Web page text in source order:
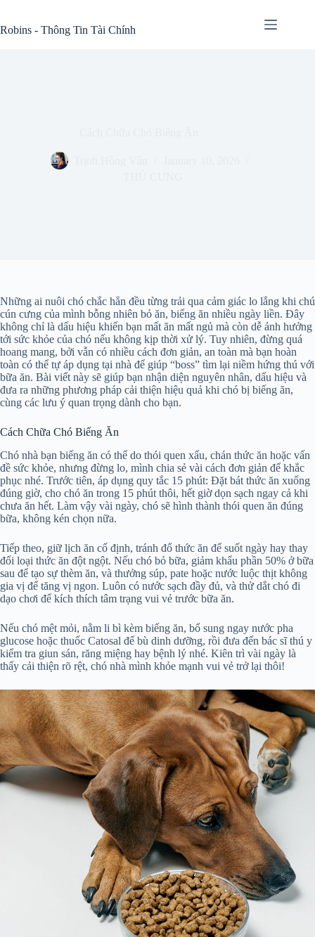
content
Robins - Thông Tin Tài Chính
Những ai nuôi chó chắc hẳn đều từng trải qua cảm giác lo lắng khi chú
cún cưng của mình bỗng nhiên bỏ ăn, biếng ăn nhiều ngày liền. Đây
không chỉ là dấu hiệu khiến bạn mất ăn mất ngủ mà còn dễ ảnh hưởng
tới sức khỏe của chó nếu không kịp thời xử lý. Tuy nhiên, đừng quá
hoang mang, bởi vẫn có nhiều cách đơn giản, an toàn mà bạn hoàn
toàn có thể tự áp dụng tại nhà để giúp “boss” tìm lại niềm hứng thú với
bữa ăn. Bài viết này sẽ giúp bạn nhận diện nguyên nhân, dấu hiệu và
đưa ra những phương pháp cải thiện hiệu quả khi chó bị biếng ăn,
cùng các lưu ý quan trọng dành cho bạn.
Cách Chữa Chó Biếng Ăn
Chó nhà bạn biếng ăn có thể do thói quen xấu, chán thức ăn hoặc vấn
đề sức khỏe, nhưng đừng lo, mình chia sẻ vài cách đơn giản để khắc
phục nhé. Trước tiên, áp dụng quy tắc 15 phút: Đặt bát thức ăn xuống
đúng giờ, cho chó ăn trong 15 phút thôi, hết giờ dọn sạch ngay cả khi
chưa ăn hết. Làm vậy vài ngày, chó sẽ hình thành thói quen ăn đúng
bữa, không kén chọn nữa.
Tiếp theo, giữ lịch ăn cố định, tránh đổ thức ăn để suốt ngày hay thay
đổi loại thức ăn đột ngột. Nếu chó bỏ bữa, giảm khẩu phần 50% ở bữa
sau để tạo sự thèm ăn, và thưởng súp, pate hoặc nước luộc thịt không
gia vị để tăng vị ngon. Luôn có nước sạch đầy đủ, và thử dắt chó đi
dạo chơi để kích thích tâm trạng vui vẻ trước bữa ăn.
Nếu chó mệt mỏi, nằm li bì kèm biếng ăn, bổ sung ngay nước pha
glucose hoặc thuốc Catosal để bù dinh dưỡng, rồi đưa đến bác sĩ thú y
kiểm tra giun sán, răng miệng hay bệnh lý nhé. Kiên trì vài ngày là
thấy cải thiện rõ rệt, chó nhà mình khỏe mạnh vui vẻ trở lại thôi!